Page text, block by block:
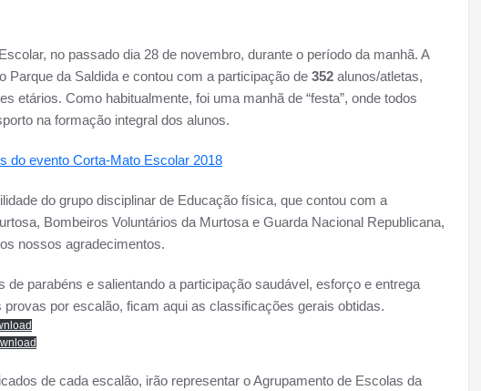
no passado dia 28 de novembro, durante o período da manhã. A
Parque da Saldida e contou com a participação de 352 alunos/atletas,
etários. Como habitualmente, foi uma manhã de “festa”, onde todos
na formação integral dos alunos.
do evento Corta-Mato Escolar 2018
do grupo disciplinar de Educação física, que contou com a
Bombeiros Voluntários da Murtosa e Guarda Nacional Republicana,
nossos agradecimentos.
de parabéns e salientando a participação saudável, esforço e entrega
por escalão, ficam aqui as classificações gerais obtidas.
de cada escalão, irão representar o Agrupamento de Escolas da